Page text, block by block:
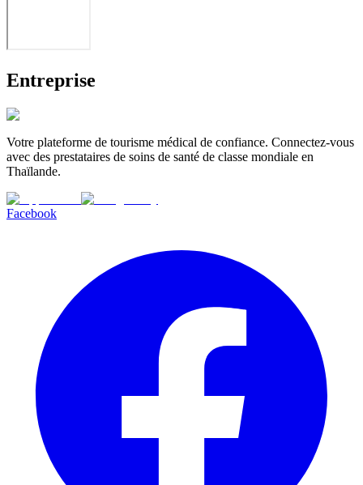
Entreprise
Votre plateforme de tourisme médical de confiance. Connectez-vous
avec des prestataires de soins de santé de classe mondiale en
Thaïlande.
Facebook